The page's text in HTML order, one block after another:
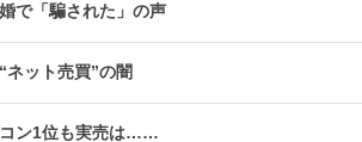
で「騙された」の声
ネット売買”の闇
ン1位も実売は……